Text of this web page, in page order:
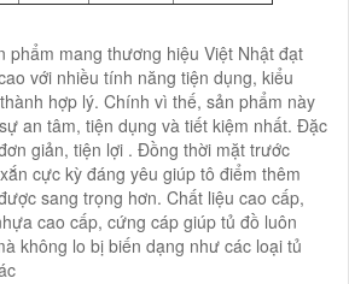
phẩm mang thương hiệu Việt Nhật đạt
với nhiều tính năng tiện dụng, kiểu
hợp lý. Chính vì thế, sản phẩm này
an tâm, tiện dụng và tiết kiệm nhất. Đặc
giản, tiện lợi . Đồng thời mặt trước
cực kỳ đáng yêu giúp tô điểm thêm
sang trọng hơn. Chất liệu cao cấp,
cao cấp, cứng cáp giúp tủ đồ luôn
không lo bị biến dạng như các loại tủ